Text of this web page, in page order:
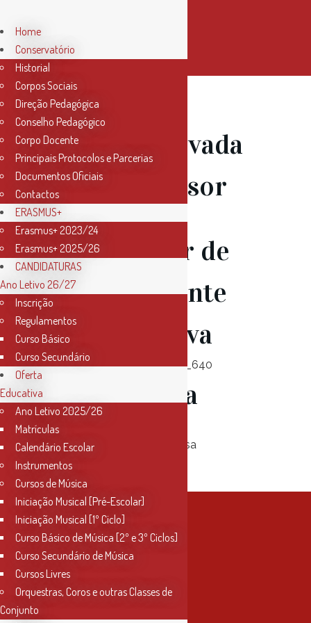
Área Reservada
de Professor
Simulador de
Componente
Não Letiva
MUSa
Home
Conservatório
Historial
Corpos Sociais
Direção Pedagógica
Conselho Pedagógico
Corpo Docente
Principais Protocolos e Parcerias
Documentos Oficiais
Contactos
ERASMUS+
Erasmus+ 2023/24
Erasmus+ 2025/26
CANDIDATURAS
Ano Letivo 26/27
Inscrição
Regulamentos
Curso Básico
Curso Secundário
Oferta
Educativa
Ano Letivo 2025/26
Matrículas
Calendário Escolar
Instrumentos
Cursos de Música
Iniciação Musical [Pré-Escolar]
Iniciação Musical [1º Ciclo]
Curso Básico de Música [2º e 3º Ciclos]
Curso Secundário de Música
Cursos Livres
Orquestras, Coros e outras Classes de
Conjunto